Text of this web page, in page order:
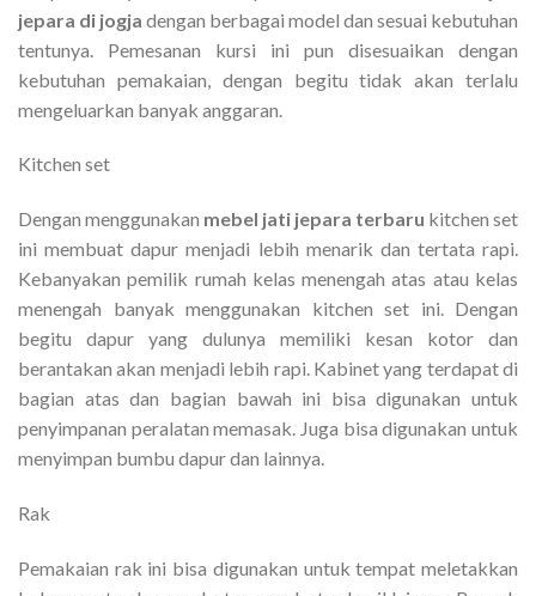
jepara di jogja dengan berbagai model dan sesuai kebutuhan
tentunya. Pemesanan kursi ini pun disesuaikan dengan
kebutuhan pemakaian, dengan begitu tidak akan terlalu
mengeluarkan banyak anggaran.
Kitchen set
Dengan menggunakan mebel jati jepara terbaru kitchen set
ini membuat dapur menjadi lebih menarik dan tertata rapi.
Kebanyakan pemilik rumah kelas menengah atas atau kelas
menengah banyak menggunakan kitchen set ini. Dengan
begitu dapur yang dulunya memiliki kesan kotor dan
berantakan akan menjadi lebih rapi. Kabinet yang terdapat di
bagian atas dan bagian bawah ini bisa digunakan untuk
penyimpanan peralatan memasak. Juga bisa digunakan untuk
menyimpan bumbu dapur dan lainnya.
Rak
Pemakaian rak ini bisa digunakan untuk tempat meletakkan